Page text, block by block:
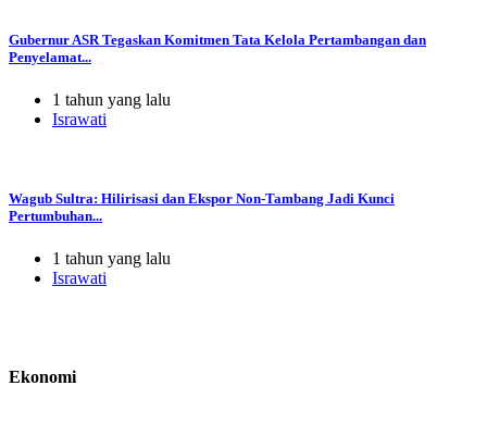
Gubernur ASR Tegaskan Komitmen Tata Kelola Pertambangan dan
Penyelamat...
1 tahun yang lalu
Israwati
Wagub Sultra: Hilirisasi dan Ekspor Non-Tambang Jadi Kunci
Pertumbuhan...
1 tahun yang lalu
Israwati
Ekonomi